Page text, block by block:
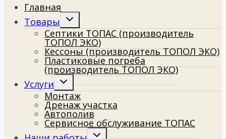
Главная
Товары
Toggle
child
menu
Септики ТОПАС (производитель
ТОПОЛ ЭКО)
Кессоны (производитель ТОПОЛ ЭКО)
Пластиковые погреба
(производитель ТОПОЛ ЭКО)
Услуги
Toggle
child
menu
Монтаж
Дренаж участка
Автополив
Сервисное обслуживание ТОПАС
Toggle